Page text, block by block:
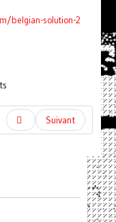
belgian-solution-2
Suivant